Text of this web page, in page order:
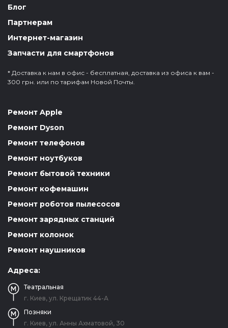
Блог
Партнерам
Интернет-магазин
Запчасти для смартфонов
* Доставка к нам в офис - бесплатная, доставка из офиса к вам -
300 грн. или по тарифам Новой Почты.
Ремонт Apple
Ремонт Dyson
Ремонт телефонов
Ремонт ноутбуков
Ремонт бытовой техники
Ремонт кофемашин
Ремонт роботов пылесосов
Ремонт зарядных станций
Ремонт колонок
Ремонт наушников
Адреса:
Театральная
г. Киев, ул. Крещатик 44-А
Позняки
г. Киев, ул. Анны Ахматовой, 30